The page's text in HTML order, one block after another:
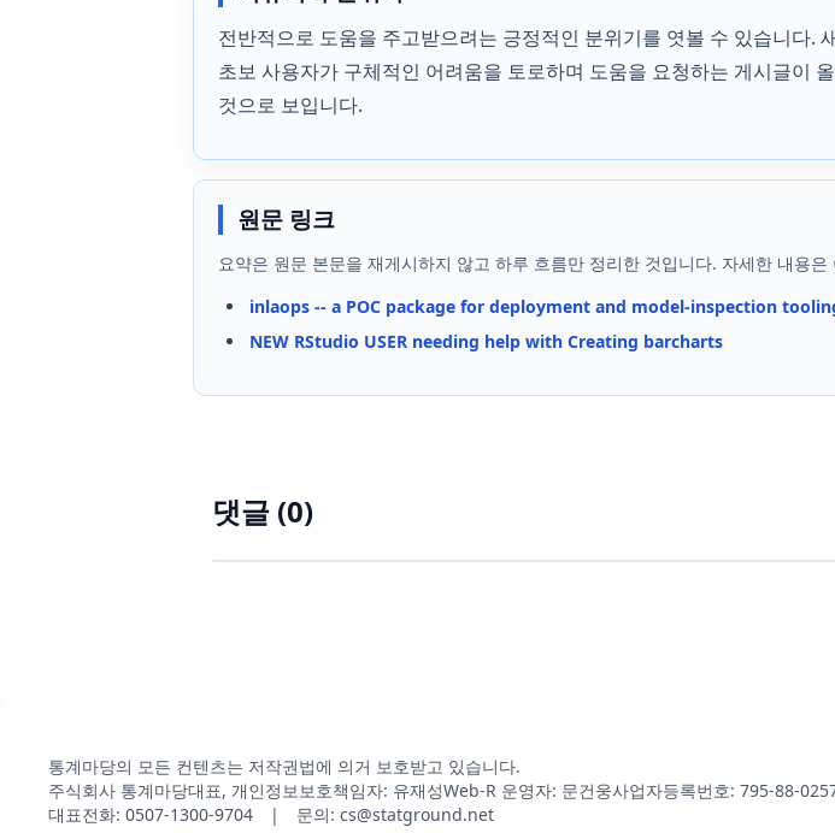
전반적으로 도움을 주고받으려는 긍정적인 분위기를 엿볼 수 있습니다.
초보 사용자가 구체적인 어려움을 토로하며 도움을 요청하는 게시글이
것으로 보입니다.
원문 링크
요약은 원문 본문을 재게시하지 않고 하루 흐름만 정리한 것입니다. 자세한 내용
inlaops -- a POC package for deployment and model-inspection
NEW RStudio USER needing help with Creating barcharts
댓글 (0)
통계마당의 모든 컨텐츠는 저작권법에 의거 보호받고 있습니다.
주식회사 통계마당대표, 개인정보보호책임자: 유재성Web-R 운영자: 문건웅사업자등록번호: 795-88-
대표전화: 0507-1300-9704 | 문의: cs@statground.net